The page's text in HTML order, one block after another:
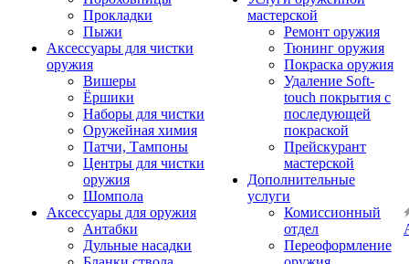
Прокладки
Пыжи
Аксессуары для чистки
оружия
Вишеры
Ёршики
Наборы для чистки
Оружейная химия
Патчи, Тампоны
Центры для чистки
оружия
Шомпола
Аксессуары для оружия
Антабки
Дульные насадки
мастерской
Ремонт оружия
Тюнинг оружия
Покраска оружия
Удаление Soft-
touch покрытия с
последующей
покраской
Прейскурант
мастерской
Дополнительные
услуги
Комиссионный
отдел
Переоформление